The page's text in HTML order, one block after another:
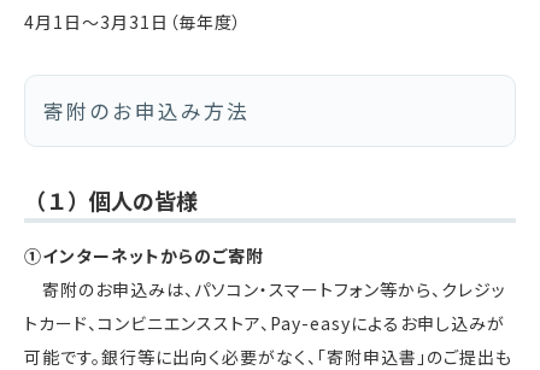
4月1日〜3月31日（毎年度）
寄附のお申込み方法
（１）個人の皆様
①インターネットからのご寄附
寄附のお申込みは、パソコン・スマートフォン等から、クレジッ
トカード、コンビニエンスストア、Pay-easyによるお申し込みが
可能です。銀行等に出向く必要がなく、「寄附申込書」のご提出も